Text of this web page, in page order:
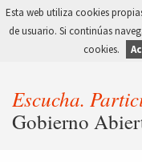
Esta web utiliza cookies
de usuario. Si continúas
cookies.
Escucha.
Gobierno